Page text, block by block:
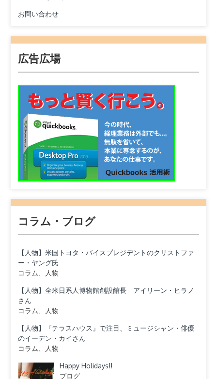
お問い合わせ
広告広場
コラム・ブログ
【人物】米国トヨタ・バイスプレジデントのクリストファ
ー・ヤング氏
コラム、人物
【人物】全米日系人博物館創設館長 アイリーン・ヒラノ
さん
コラム、人物
【人物】『テラスハウス』で注目、ミュージシャン・俳優
のイーデン・カイさん
コラム、人物
Happy Holidays!!
ブログ